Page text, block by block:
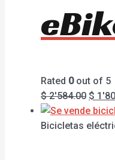
Rated 0out of 5
$2'584.00 $
Bicicletas